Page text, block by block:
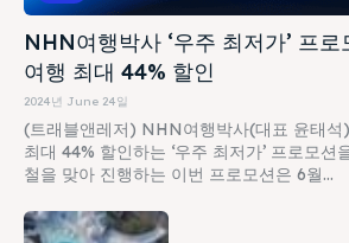
NHN여행박사 ‘우주 최저가’ 프
여행 최대 44% 할인
2024년 June 24일
(트래블앤레저) NHN여행박사(대표 윤태석
최대 44% 할인하는 ‘우주 최저가’ 프로모션
철을 맞아 진행하는 이번 프로모션은 6월...